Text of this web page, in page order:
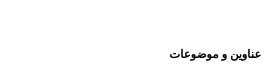
عناوین و موضوعات